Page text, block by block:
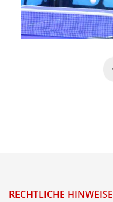
RECHTLICHE HINWEISE